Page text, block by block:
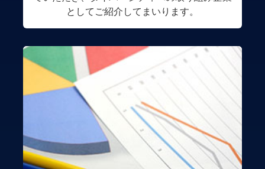
としてご紹介してまいります。